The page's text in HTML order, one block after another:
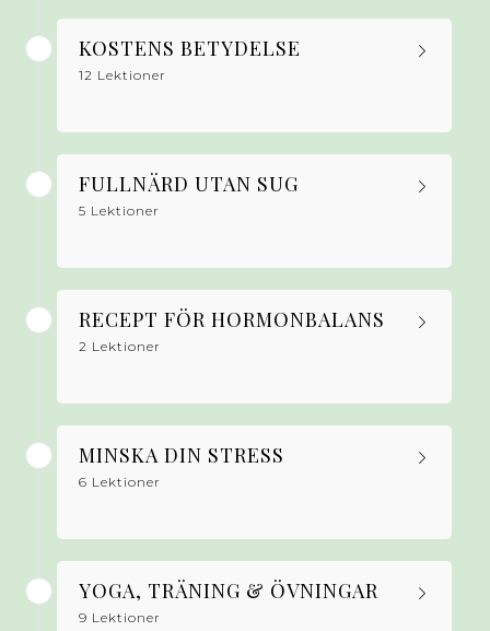
KOSTENS BETYDELSE
12 Lektioner
FULLNÄRD UTAN SUG
5 Lektioner
RECEPT FÖR HORMONBALANS
2 Lektioner
MINSKA DIN STRESS
6 Lektioner
YOGA, TRÄNING & ÖVNINGAR
9 Lektioner